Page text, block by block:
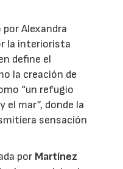
Alexandra
la interiorista
define el
la creación de
“un refugio
el mar”, donde la
sensación
por Martínez